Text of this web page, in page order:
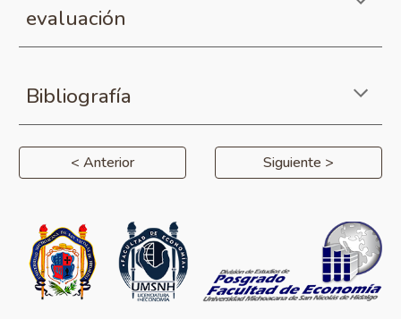
evaluación
Bibliografía
< Anterior Siguiente >